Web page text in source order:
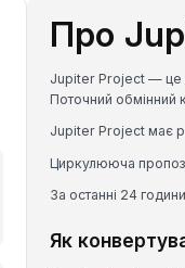
Про
Jupiter Project — це
Поточний
Jupiter Project має
Циркулююча
За останні 24
Як